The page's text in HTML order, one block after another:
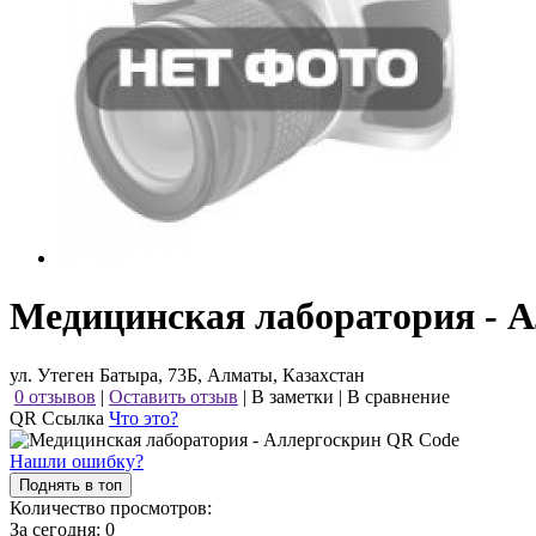
Медицинская лаборатория -
ул. Утеген Батыра, 73Б, Алматы, Казахстан
0 отзывов | Оставить отзыв | В заметки | В сравнение
QR Ссылка Что это?
Нашли ошибку?
Поднять в топ
Количество просмотров:
За сегодня: 0